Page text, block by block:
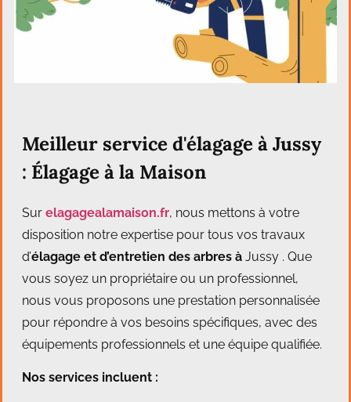
Meilleur service d'élagage à Jussy
: Élagage à la Maison
Sur elagagealamaison.fr, nous mettons à votre
disposition notre expertise pour tous vos travaux
d’élagage et d’entretien des arbres à Jussy . Que
vous soyez un propriétaire ou un professionnel,
nous vous proposons une prestation personnalisée
pour répondre à vos besoins spécifiques, avec des
équipements professionnels et une équipe qualifiée.
Nos services incluent :